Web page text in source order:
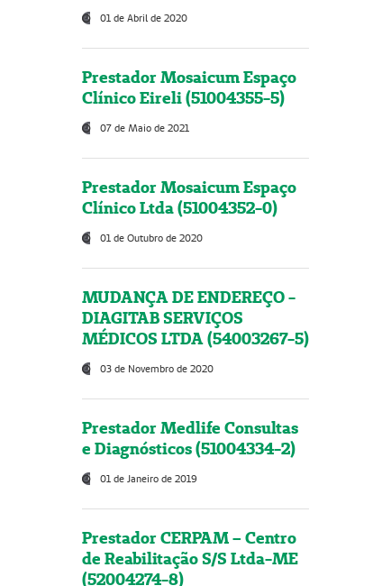
01 de Abril de 2020
Prestador Mosaicum Espaço
Clínico Eireli (51004355-5)
07 de Maio de 2021
Prestador Mosaicum Espaço
Clínico Ltda (51004352-0)
01 de Outubro de 2020
MUDANÇA DE ENDEREÇO -
DIAGITAB SERVIÇOS
MÉDICOS LTDA (54003267-5)
03 de Novembro de 2020
Prestador Medlife Consultas
e Diagnósticos (51004334-2)
01 de Janeiro de 2019
Prestador CERPAM – Centro
de Reabilitação S/S Ltda-ME
(52004274-8)